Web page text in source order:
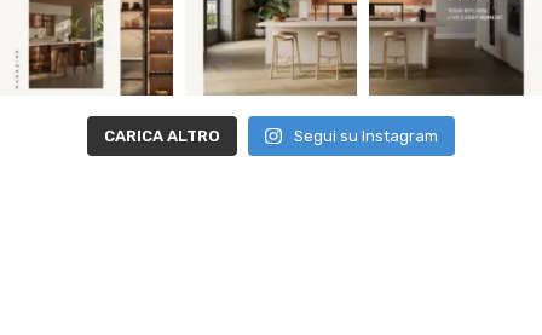
CARICA ALTRO Segui su Instagram